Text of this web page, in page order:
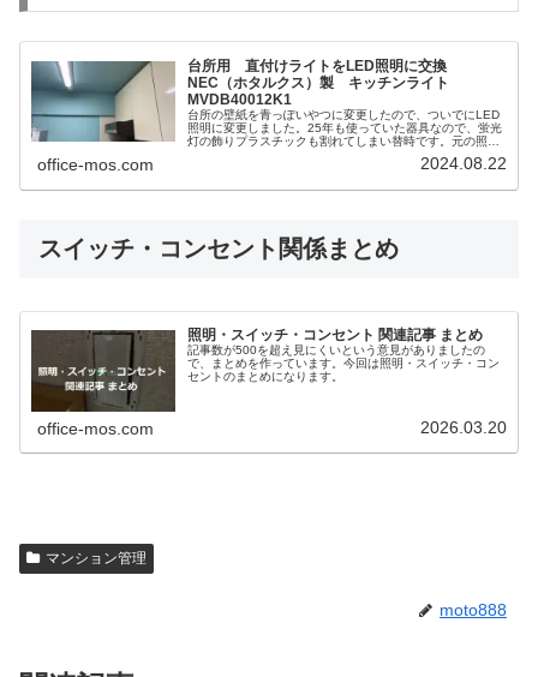
台所用 直付けライトをLED照明に交換
NEC（ホタルクス）製 キッチンライト
MVDB40012K1
台所の壁紙を青っぽいやつに変更したので、ついでにLED
照明に変更しました。25年も使っていた器具なので、蛍光
灯の飾りプラスチックも割れてしまい替時です。元の照明
900mm・中央に直接配線されています。同じ位置に取り付
具を検討しました。
office-mos.com 2024.08.22
スイッチ・コンセント関係まとめ
照明・スイッチ・コンセント 関連記事 まとめ
記事数が500を超え見にくいという意見がありましたの
で、まとめを作っています。今回は照明・スイッチ・コン
セントのまとめになります。
office-mos.com 2026.03.20
マンション管理
moto888